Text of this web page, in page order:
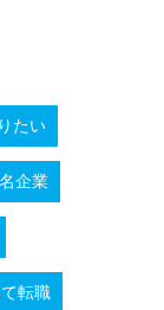
たい
企業
転職